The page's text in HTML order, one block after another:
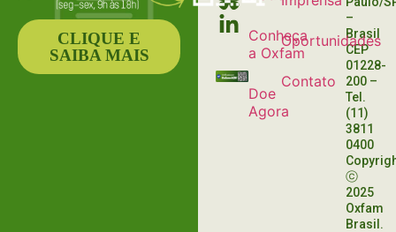
Conheça
a Oxfam
Doe
Agora
Oportunidades
Contato
–
Brasil
CEP
01228-
200 –
Tel.
(11)
3811
0400
ⓒ
2025
Oxfam
Brasil.
CLIQUE E
SAIBA MAIS